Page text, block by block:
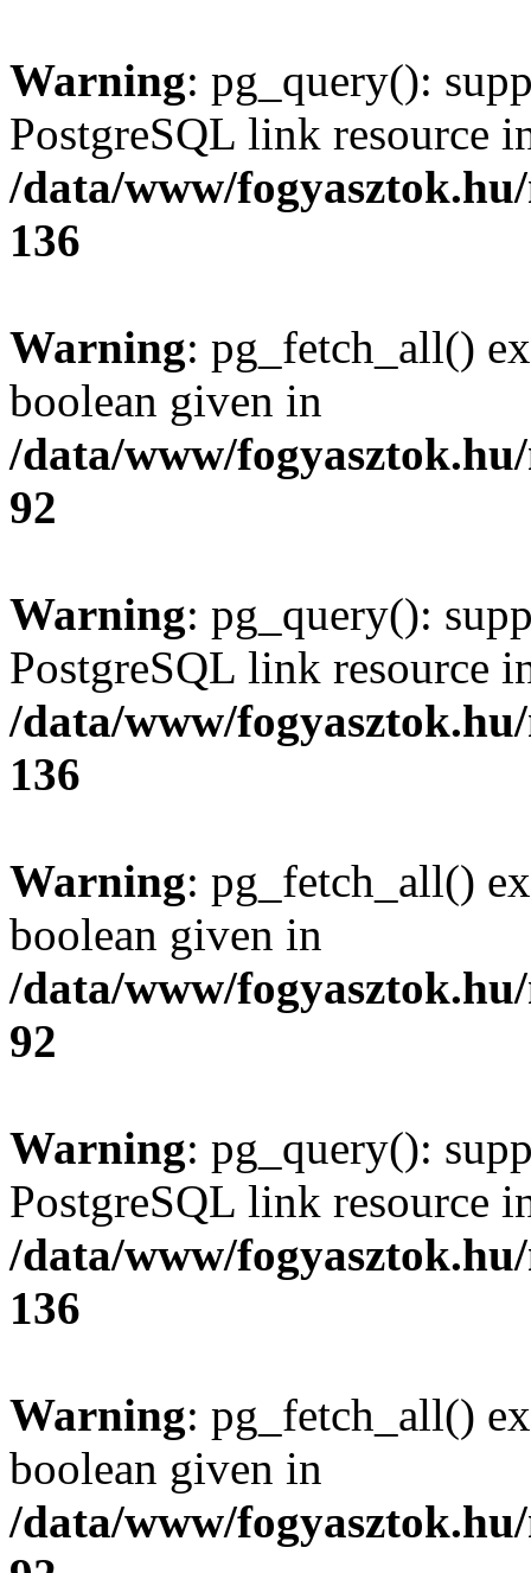
Warning: pg_query():
PostgreSQL link resource
/data/www/
136
Warning: pg_fetch_all()
boolean given in
/data/www/
92
Warning: pg_query():
PostgreSQL link resource
/data/www/
136
Warning: pg_fetch_all()
boolean given in
/data/www/
92
Warning: pg_query():
PostgreSQL link resource
/data/www/
136
Warning: pg_fetch_all()
boolean given in
/data/www/